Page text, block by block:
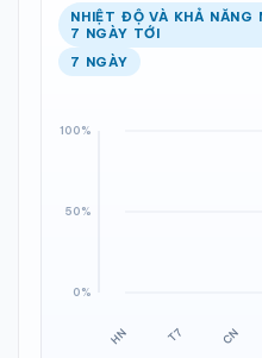
NHIỆT ĐỘ VÀ KHẢ
7 NGÀY TỚI
7 NGÀY